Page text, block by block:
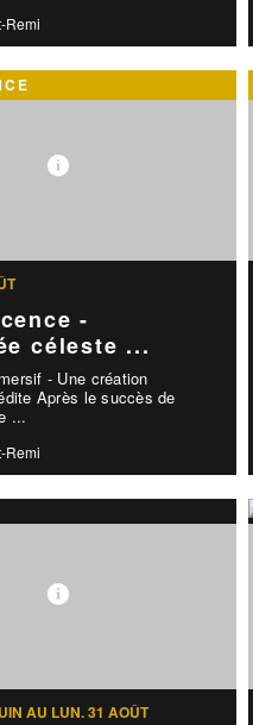
Remi
-
céleste ...
- Une création
Après le succès de
...
Remi
AU LUN. 31 AOÛT